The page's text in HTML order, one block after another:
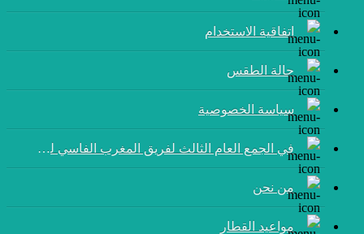
اتفاقية الاستخدام
حالة الطقس
سياسة الخصوصية
في الجمع العام الثالث لفريق المغرب الفاسي لكرة القدم:
من نحن
مواعيد القطار